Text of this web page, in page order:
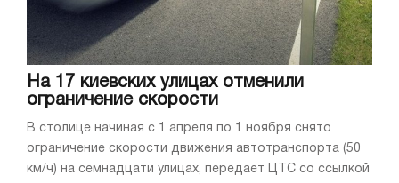
На 17 киевских улицах отменили
ограничение скорости
В столице начиная с 1 апреля по 1 ноября снято
ограничение скорости движения автотранспорта (50
км/ч) на семнадцати улицах, передает ЦТС со ссылкой